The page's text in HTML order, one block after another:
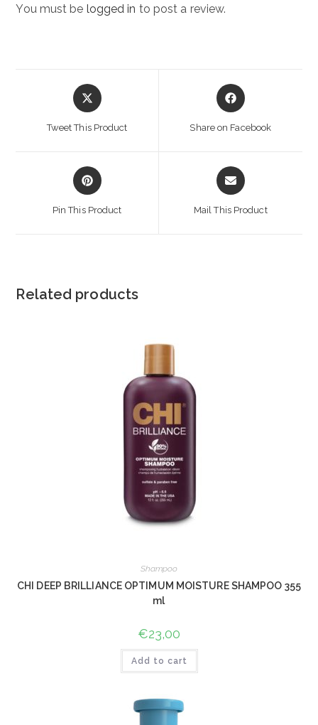
You must be logged in to post a review.
Opens
in
Tweet This Product
Opens
in
Share on Facebook
Opens
in
Pin This Product
Opens
in
Mail This Product
Related products
Shampoo
CHI DEEP BRILLIANCE OPTIMUM MOISTURE SHAMPOO 355
ml
€23,00
Add to cart